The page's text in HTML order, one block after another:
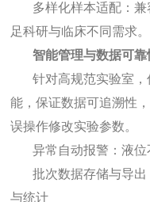
多样化样本适配：
足科研与临床不同需求。
智能管理与数据可靠
针对高规范实验室
能，保证数据可追溯性
误操作修改实验参数。
异常自动报警：液
批次数据存储与导
与统计